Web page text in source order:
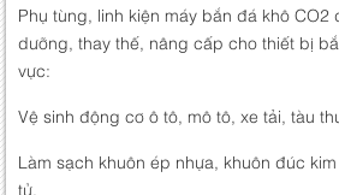
Phụ tùng, linh kiện máy bắn đá khô
dưỡng, thay thế, nâng cấp cho thiết bị
vực:
Vệ sinh động cơ ô tô, mô tô, xe tải, tàu
Làm sạch khuôn ép nhựa, khuôn đúc
tử.